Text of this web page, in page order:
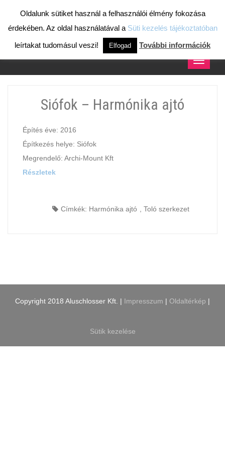
ALUMÍNIUM AJTÓK, ABLAKOK, PORTÁLOK,
GYÁRTÁSA, SZERELÉSE
Toggle
Siófok – Harmónika ajtó
Építés éve: 2016
Építkezés helye: Siófok
Megrendelő: Archi-Mount Kft
Részletek
Címkék: Harmónika ajtó Toló szerkezet
Copyright 2018 Aluschlosser Kft. | Impresszum | Oldaltérkép |
Sütik kezelése
Oldalunk sütiket használ a felhasználói élmény fokozása
érdekében. Az oldal használatával a Süti kezelés tájékoztatóban
leírtakat tudomásul veszi!
Elfogad További információk